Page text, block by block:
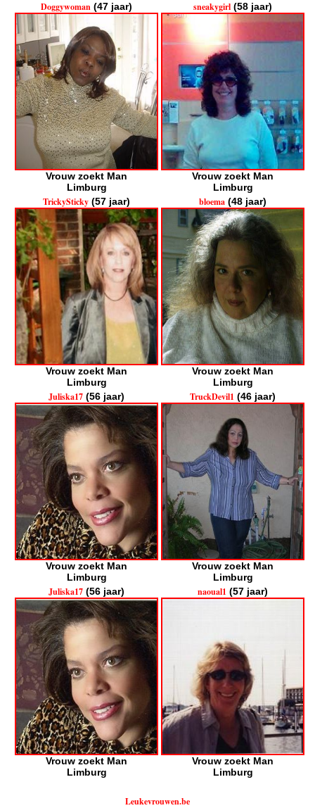
Doggywoman (47 jaar)
Vrouw zoekt Man
Limburg
sneakygirl (58 jaar)
Vrouw zoekt Man
Limburg
TrickySticky (57 jaar)
Vrouw zoekt Man
Limburg
bloema (48 jaar)
Vrouw zoekt Man
Limburg
Juliska17 (56 jaar)
Vrouw zoekt Man
Limburg
TruckDevil1 (46 jaar)
Vrouw zoekt Man
Limburg
Juliska17 (56 jaar)
Vrouw zoekt Man
Limburg
naoual1 (57 jaar)
Vrouw zoekt Man
Limburg
Leukevrouwen.be